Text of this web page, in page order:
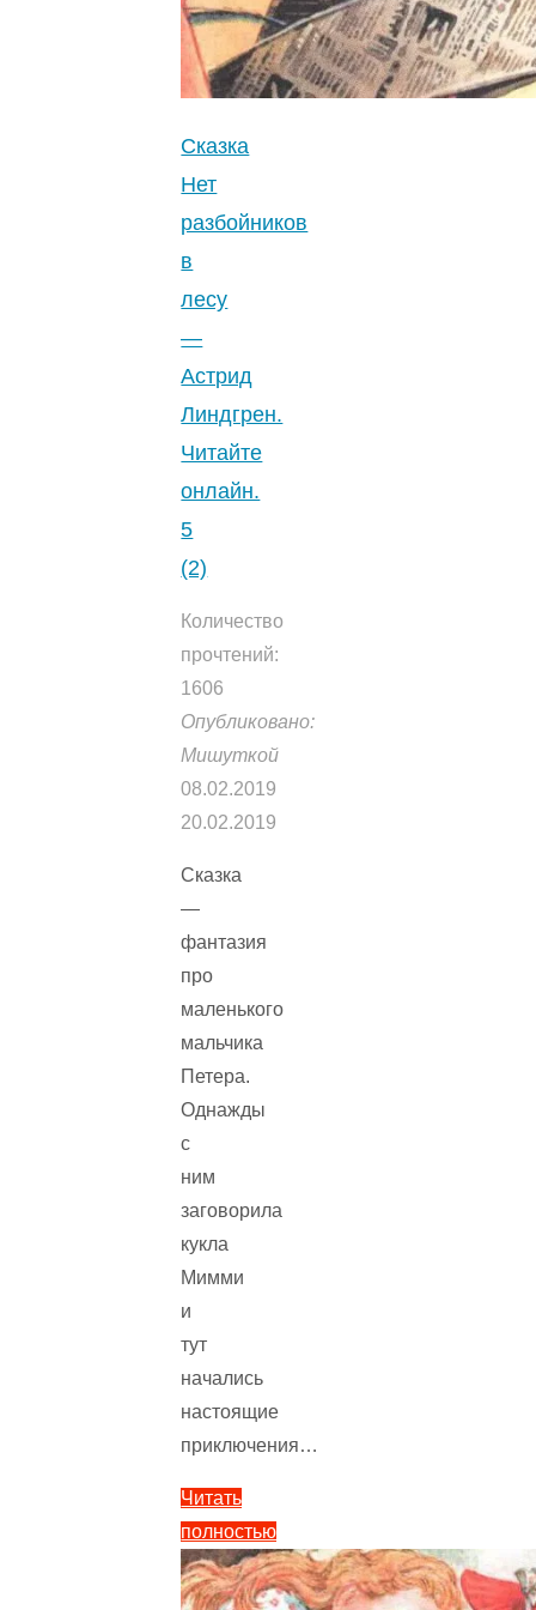
Сказка
Нет
разбойников
в
лесу
—
Астрид
Линдгрен.
Читайте
онлайн.
5
(2)
Количество
прочтений:
1606
Опубликовано:
Мишуткой
08.02.2019
20.02.2019
Сказка
—
фантазия
про
маленького
мальчика
Петера.
Однажды
с
ним
заговорила
кукла
Мимми
и
тут
начались
настоящие
приключения…
Читать
полностью
"Сказка
Нет